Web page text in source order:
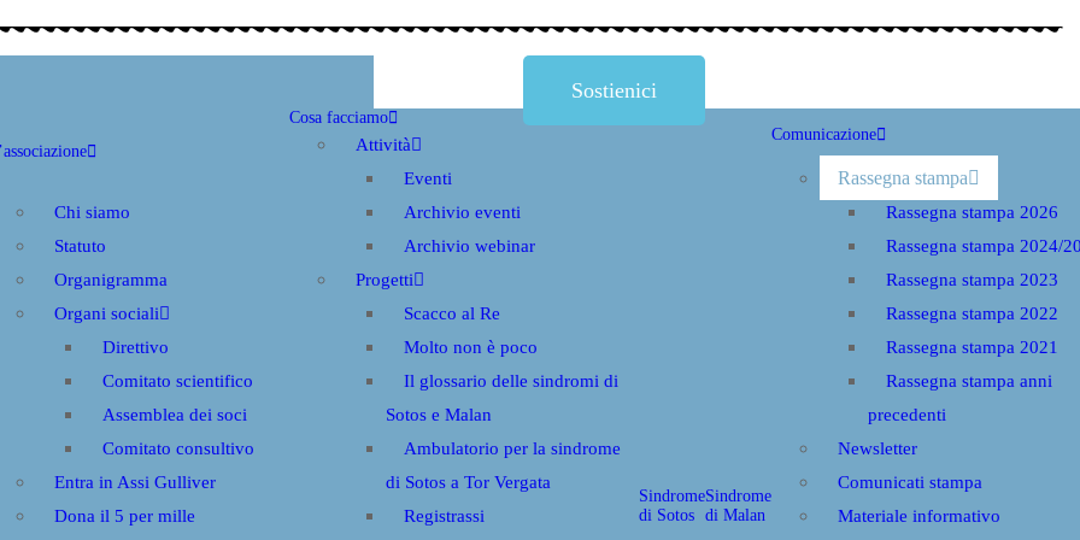
Chi siamo
Statuto
Organigramma
Organi sociali
Direttivo
Comitato scientifico
Assemblea dei soci
Comitato consultivo
Entra in Assi Gulliver
Dona il 5 per mille
Cosa facciamo
Attività
Eventi
Archivio eventi
Archivio webinar
Progetti
Scacco al Re
Molto non è poco
Il glossario delle sindromi di
Sotos e Malan
Ambulatorio per la sindrome
di Sotos a Tor Vergata
Registrassi
Sindrome
di Sotos
Sindrome
di Malan
Comunicazione
Rassegna stampa
Rassegna stampa 2026
Rassegna stampa 2024/
Rassegna stampa 2023
Rassegna stampa 2022
Rassegna stampa 2021
Rassegna stampa anni
precedenti
Newsletter
Comunicati stampa
Materiale informativo
Sostienici